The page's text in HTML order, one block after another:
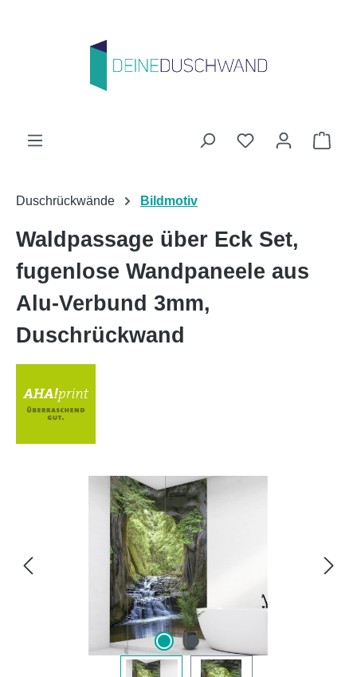
Du hast 0
Duschrückwände Bildmotiv
Waldpassage über Eck Set,
fugenlose Wandpaneele aus
Alu-Verbund 3mm,
Duschrückwand